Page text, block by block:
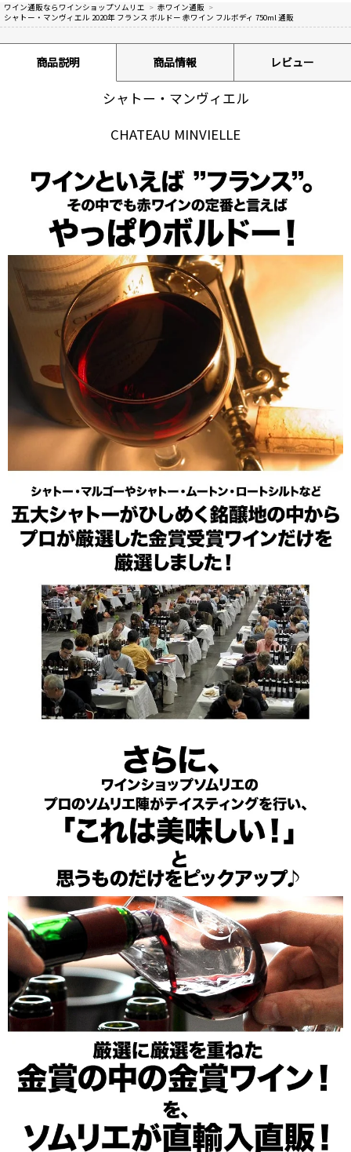
ワイン通販ならワインショップソムリエ > 赤ワイン通販 >
シャトー・マンヴィエル 2020年 フランス ボルドー 赤ワイン フルボディ 750ml 通販
商品説明 商品情報 レビュー
シャトー・マンヴィエル
CHATEAU MINVIELLE